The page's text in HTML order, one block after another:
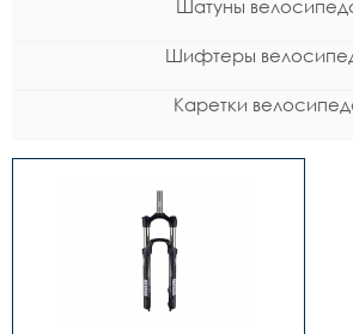
Шатуны
Шифтеры
Каретки